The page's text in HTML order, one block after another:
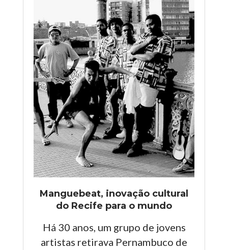
Manguebeat, inovação cultural
do Recife para o mundo
Há 30 anos, um grupo de jovens
artistas retirava Pernambuco de